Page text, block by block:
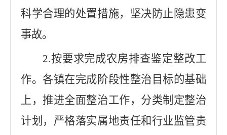
科学合理的处置措施，坚决防止隐患变
事故。
2.按要求完成农房排查鉴定整改工
作。各镇在完成阶段性整治目标的基础
上，推进全面整治工作，分类制定整治
计划，严格落实属地责任和行业监管责